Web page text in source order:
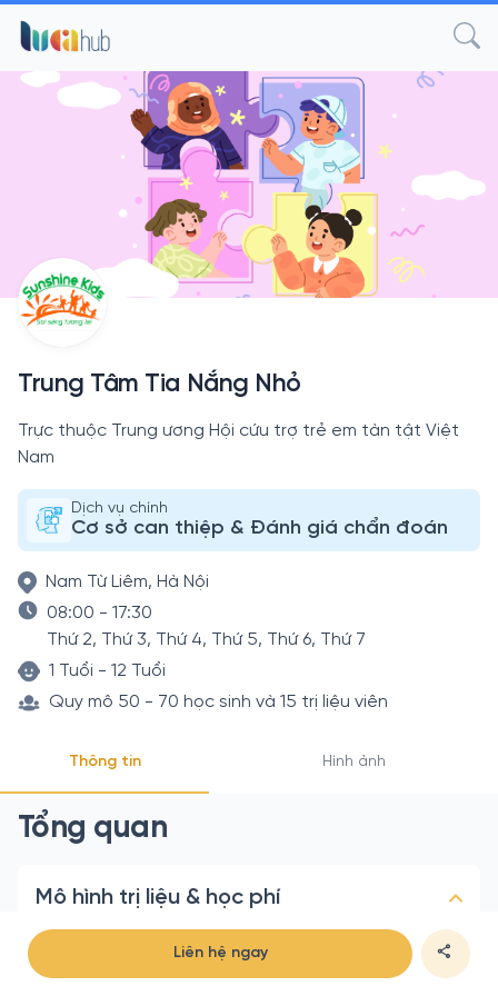
Trung Tâm Tia Nắng Nhỏ
Trực thuộc Trung ương Hội cứu trợ trẻ em tàn tật Việt
Nam
Dịch vụ chính
Cơ sở can thiệp & Đánh giá chẩn đoán
Nam Từ Liêm, Hà Nội
08:00 - 17:30
Thứ 2, Thứ 3, Thứ 4, Thứ 5, Thứ 6, Thứ 7
1 Tuổi - 12 Tuổi
Quy mô 50 - 70 học sinh và 15 trị liệu viên
Thông tin Hình ảnh
Tổng quan
Mô hình trị liệu & học phí
Liên hệ ngay